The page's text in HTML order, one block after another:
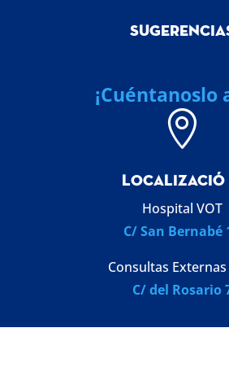
¡Cuéntanoslo

LOCALIZACIÓ
Hospital VOT
C/ San Bernabé
Consultas Externas
C/ del Rosario